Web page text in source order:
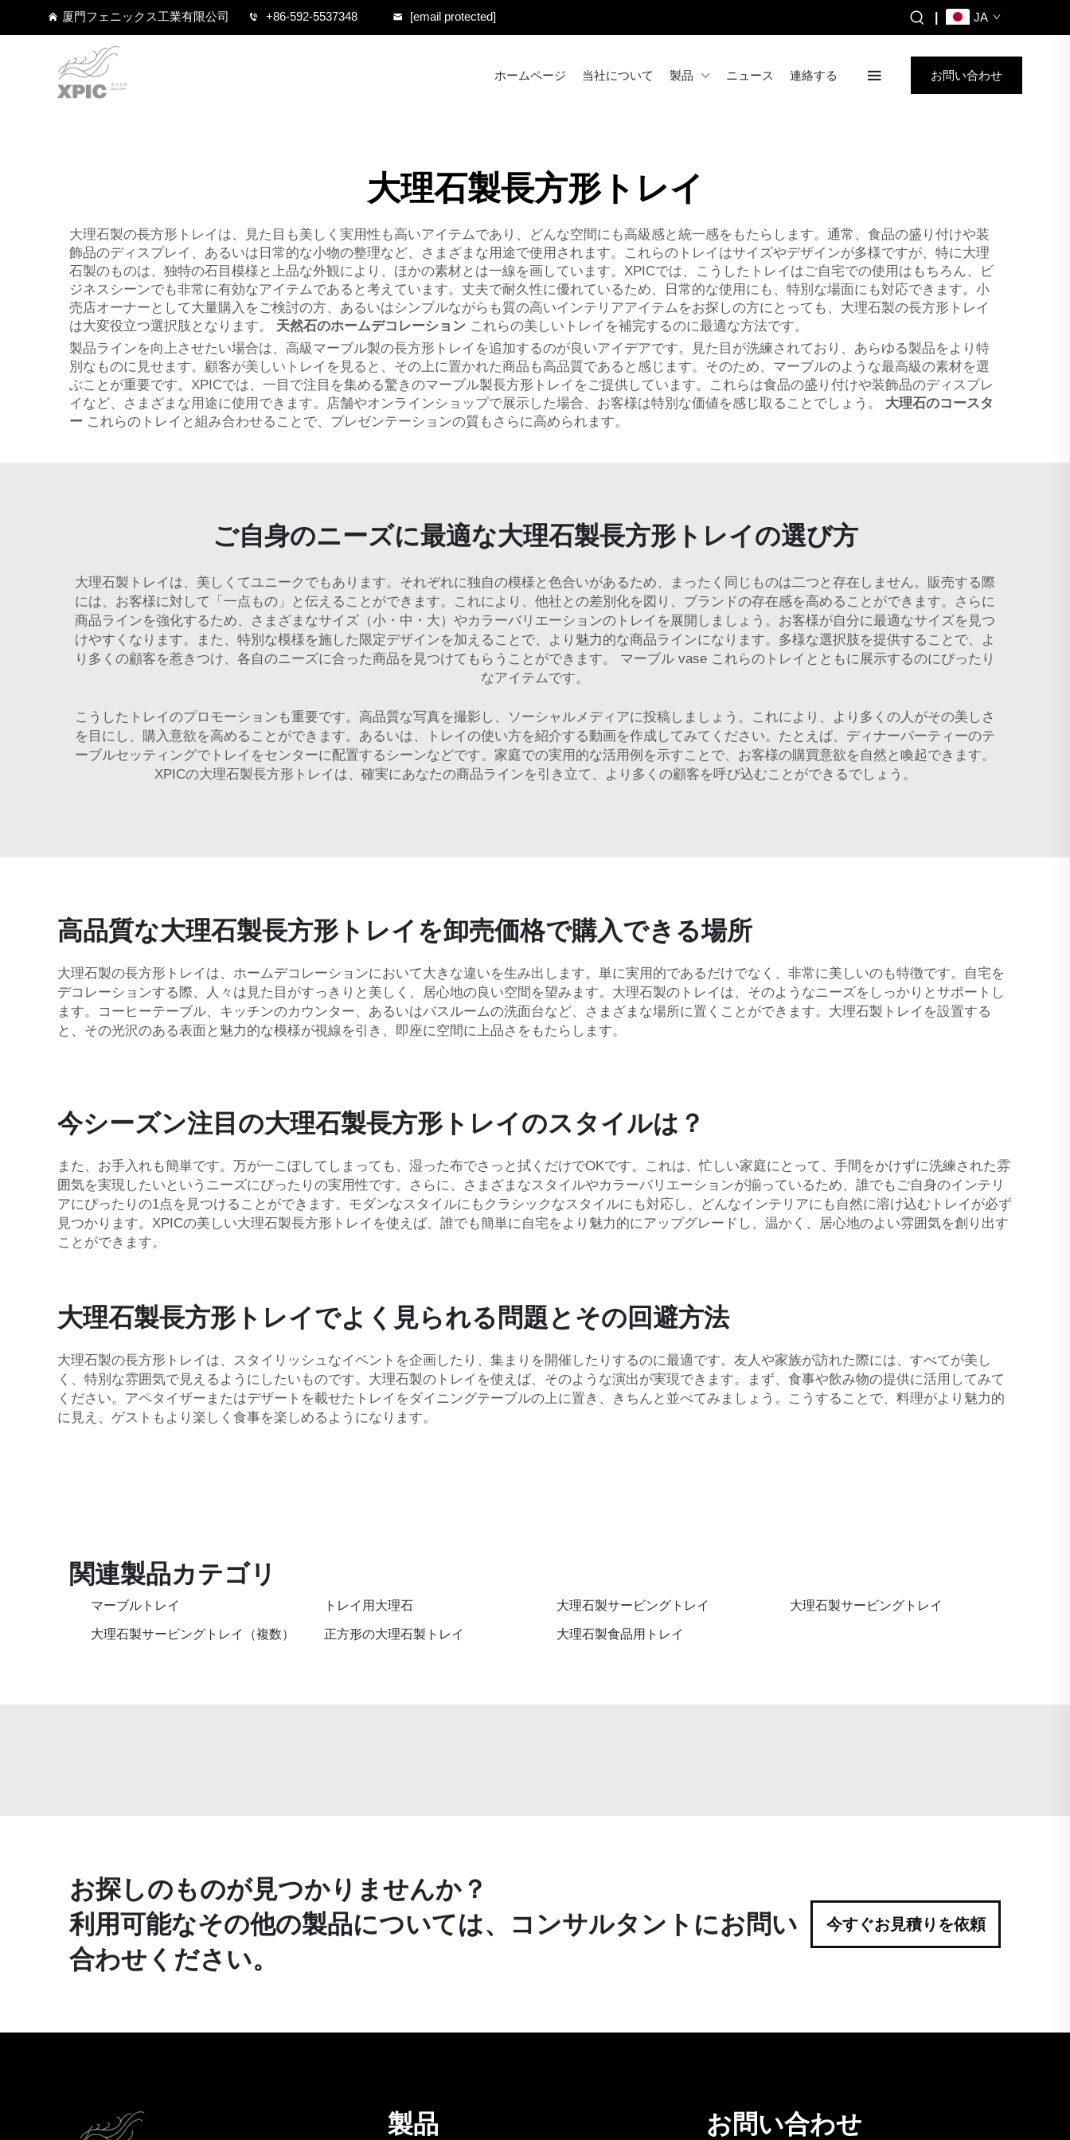
厦門フェニックス工業有限公司 +86-592-5537348 [email protected] JA
ホームページ 当社について 製品 ニュース 連絡する お問い合わせ
大理石製長方形トレイ
大理石製の長方形トレイは、見た目も美しく実用性も高いアイテムであり、どんな空間にも高級感と統一感をもたらします。通常、食品の盛り付けや装
飾品のディスプレイ、あるいは日常的な小物の整理など、さまざまな用途で使用されます。これらのトレイはサイズやデザインが多様ですが、特に大理
石製のものは、独特の石目模様と上品な外観により、ほかの素材とは一線を画しています。XPICでは、こうしたトレイはご自宅での使用はもちろん、ビ
ジネスシーンでも非常に有効なアイテムであると考えています。丈夫で耐久性に優れているため、日常的な使用にも、特別な場面にも対応できます。小
売店オーナーとして大量購入をご検討の方、あるいはシンプルながらも質の高いインテリアアイテムをお探しの方にとっても、大理石製の長方形トレイ
は大変役立つ選択肢となります。 天然石のホームデコレーション これらの美しいトレイを補完するのに最適な方法です。
製品ラインを向上させたい場合は、高級マーブル製の長方形トレイを追加するのが良いアイデアです。見た目が洗練されており、あらゆる製品をより特
別なものに見せます。顧客が美しいトレイを見ると、その上に置かれた商品も高品質であると感じます。そのため、マーブルのような最高級の素材を選
ぶことが重要です。XPICでは、一目で注目を集める驚きのマーブル製長方形トレイをご提供しています。これらは食品の盛り付けや装飾品のディスプレ
イなど、さまざまな用途に使用できます。店舗やオンラインショップで展示した場合、お客様は特別な価値を感じ取ることでしょう。 大理石のコースタ
ー これらのトレイと組み合わせることで、プレゼンテーションの質もさらに高められます。
ご自身のニーズに最適な大理石製長方形トレイの選び方
大理石製トレイは、美しくてユニークでもあります。それぞれに独自の模様と色合いがあるため、まったく同じものは二つと存在しません。販売する際
には、お客様に対して「一点もの」と伝えることができます。これにより、他社との差別化を図り、ブランドの存在感を高めることができます。さらに
商品ラインを強化するため、さまざまなサイズ（小・中・大）やカラーバリエーションのトレイを展開しましょう。お客様が自分に最適なサイズを見つ
けやすくなります。また、特別な模様を施した限定デザインを加えることで、より魅力的な商品ラインになります。多様な選択肢を提供することで、よ
り多くの顧客を惹きつけ、各自のニーズに合った商品を見つけてもらうことができます。 マーブル vase これらのトレイとともに展示するのにぴったり
なアイテムです。
こうしたトレイのプロモーションも重要です。高品質な写真を撮影し、ソーシャルメディアに投稿しましょう。これにより、より多くの人がその美しさ
を目にし、購入意欲を高めることができます。あるいは、トレイの使い方を紹介する動画を作成してみてください。たとえば、ディナーパーティーのテ
ーブルセッティングでトレイをセンターに配置するシーンなどです。家庭での実用的な活用例を示すことで、お客様の購買意欲を自然と喚起できます。
XPICの大理石製長方形トレイは、確実にあなたの商品ラインを引き立て、より多くの顧客を呼び込むことができるでしょう。
高品質な大理石製長方形トレイを卸売価格で購入できる場所
大理石製の長方形トレイは、ホームデコレーションにおいて大きな違いを生み出します。単に実用的であるだけでなく、非常に美しいのも特徴です。自宅を
デコレーションする際、人々は見た目がすっきりと美しく、居心地の良い空間を望みます。大理石製のトレイは、そのようなニーズをしっかりとサポートし
ます。コーヒーテーブル、キッチンのカウンター、あるいはバスルームの洗面台など、さまざまな場所に置くことができます。大理石製トレイを設置する
と、その光沢のある表面と魅力的な模様が視線を引き、即座に空間に上品さをもたらします。
今シーズン注目の大理石製長方形トレイのスタイルは？
また、お手入れも簡単です。万が一こぼしてしまっても、湿った布でさっと拭くだけでOKです。これは、忙しい家庭にとって、手間をかけずに洗練された雰
囲気を実現したいというニーズにぴったりの実用性です。さらに、さまざまなスタイルやカラーバリエーションが揃っているため、誰でもご自身のインテリ
アにぴったりの1点を見つけることができます。モダンなスタイルにもクラシックなスタイルにも対応し、どんなインテリアにも自然に溶け込むトレイが必ず
見つかります。XPICの美しい大理石製長方形トレイを使えば、誰でも簡単に自宅をより魅力的にアップグレードし、温かく、居心地のよい雰囲気を創り出す
ことができます。
大理石製長方形トレイでよく見られる問題とその回避方法
大理石製の長方形トレイは、スタイリッシュなイベントを企画したり、集まりを開催したりするのに最適です。友人や家族が訪れた際には、すべてが美し
く、特別な雰囲気で見えるようにしたいものです。大理石製のトレイを使えば、そのような演出が実現できます。まず、食事や飲み物の提供に活用してみて
ください。アペタイザーまたはデザートを載せたトレイをダイニングテーブルの上に置き、きちんと並べてみましょう。こうすることで、料理がより魅力的
に見え、ゲストもより楽しく食事を楽しめるようになります。
関連製品カテゴリ
マーブルトレイ トレイ用大理石 大理石製サービングトレイ 大理石製サービングトレイ
大理石製サービングトレイ（複数） 正方形の大理石製トレイ 大理石製食品用トレイ
お探しのものが見つかりませんか？
利用可能なその他の製品については、コンサルタントにお問い
合わせください。
今すぐお見積りを依頼
製品 お問い合わせ